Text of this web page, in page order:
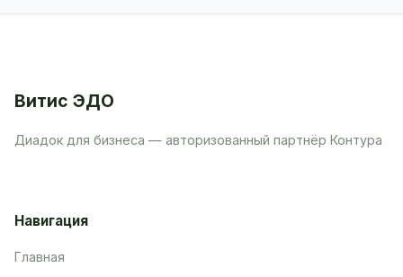
Витис ЭДО
Диадок для бизнеса — авторизованный партнёр Контура
Навигация
Главная